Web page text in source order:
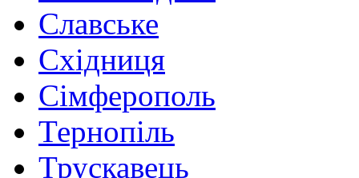
Славське
Східниця
Сімферополь
Тернопіль
Трускавець